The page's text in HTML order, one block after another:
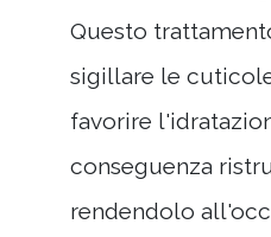
Questo
sigillare le
favorire
conseguenza
rendendolo